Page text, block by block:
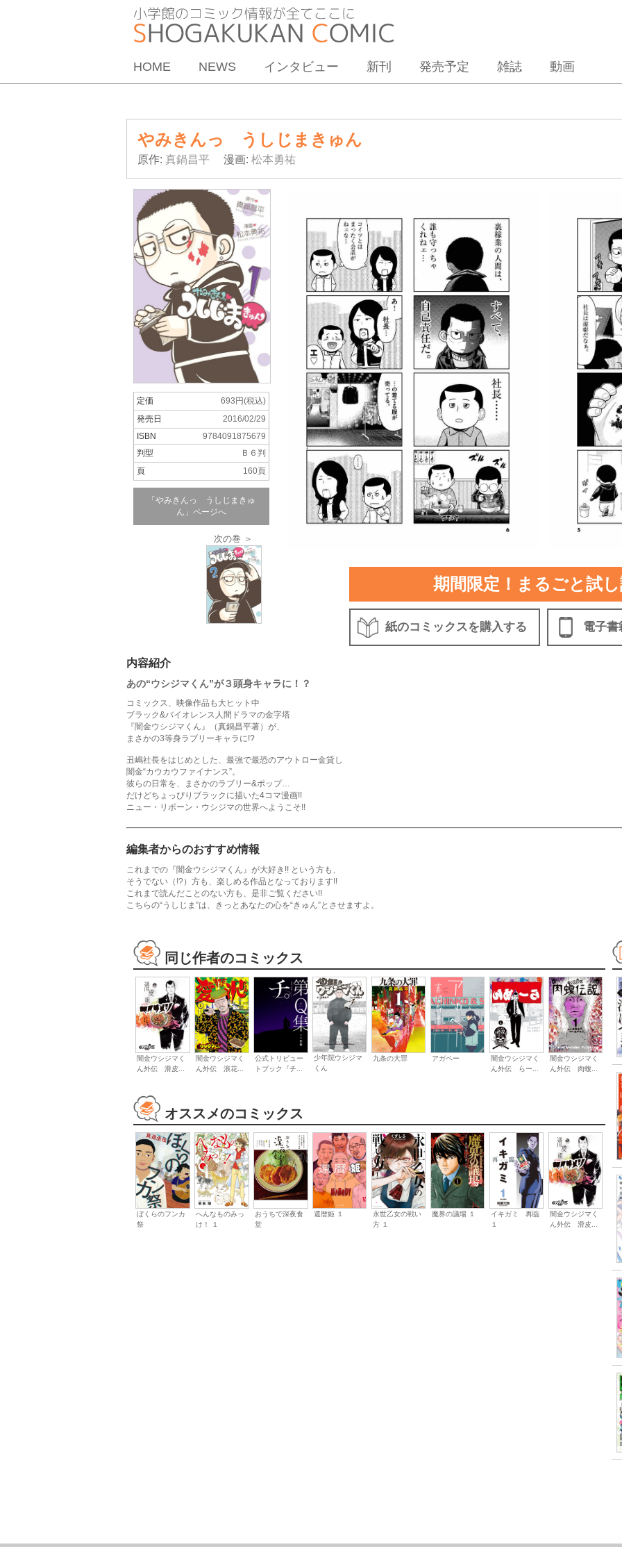
HOME NEWS インタビュー 新刊 発売予定 雑誌 動画
やみきんっ うしじまきゅん
原作: 真鍋昌平 漫画: 松本勇祐
定価
693円(税込)
発売日
2016/02/29
ISBN
9784091875679
判型
Ｂ６判
頁
160頁
「やみきんっ うしじまきゅ
ん」ページへ
次の巻 ＞
期間限定！まるごと試
紙のコミックスを購入する 電子書
内容紹介
あの“ウシジマくん”が３頭身キャラに！？
コミックス、映像作品も大ヒット中
ブラック&バイオレンス人間ドラマの金字塔
『闇金ウシジマくん』（真鍋昌平著）が、
まさかの3等身ラブリーキャラに!?
丑嶋社長をはじめとした、最強で最恐のアウトロー金貸し
闇金“カウカウファイナンス”。
彼らの日常を、まさかのラブリー&ポップ…
だけどちょっぴりブラックに描いた4コマ漫画!!
ニュー・リボーン・ウシジマの世界へようこそ!!
編集者からのおすすめ情報
これまでの『闇金ウシジマくん』が大好き!! という方も、
そうでない（!?）方も、楽しめる作品となっております!!
これまで読んだことのない方も、是非ご覧ください!!
こちらの“うしじま”は、きっとあなたの心を“きゅん”とさせますよ。
同じ作者のコミックス
闇金ウシジマく
ん外伝 滑皮...
闇金ウシジマく
ん外伝 浪花...
公式トリビュー
トブック『チ...
少年院ウシジマ
くん
九条の大罪 アガペー
闇金ウシジマく
ん外伝 らー...
闇金ウシジマく
ん外伝 肉蝮...
オススメのコミックス
ぼくらのフンカ
祭
へんなものみっ
け！ １
おうちで深夜食
堂
還暦姫 １
永世乙女の戦い
方 １
魔界の議場 １
イキガミ 再臨
１
闇金ウシジマく
ん外伝 滑皮...